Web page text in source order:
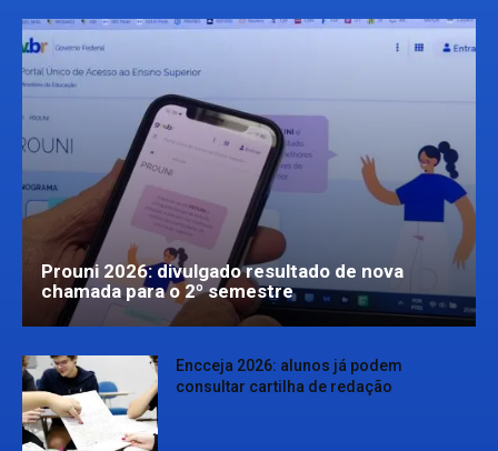
Prouni 2026: divulgado resultado de nova
chamada para o 2º semestre
Encceja 2026: alunos já podem
consultar cartilha de redação